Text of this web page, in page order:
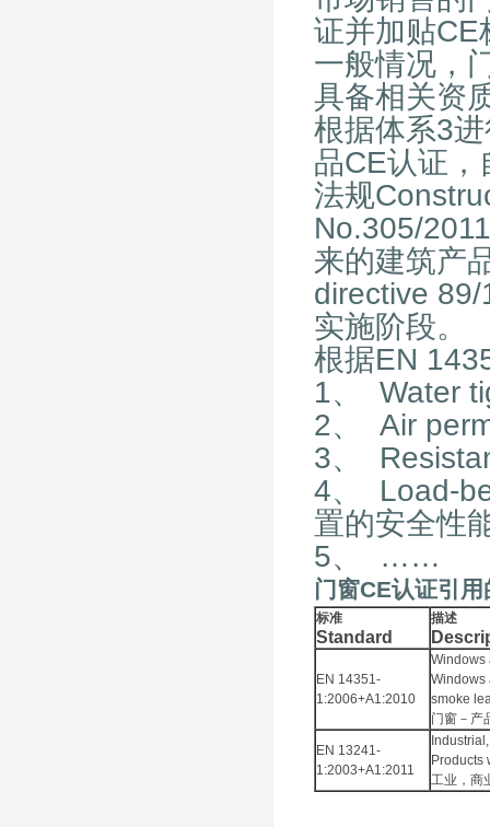
证并加贴CE
一般情况，
具备相关资
根据体系3
品CE认证
法规
No.305/
来的建筑产
directive
实施阶段。
根据EN
1、 Water
2、 Air
3、
4、 Load-
置的安全性
5、 ……
门窗CE认证引用
标准
Standard
描述
EN 14351-
1:2006+A1:2010
Windows
Windows
smoke
门窗－产
EN 13241-
1:2003+A1:2011
Products
工业，商